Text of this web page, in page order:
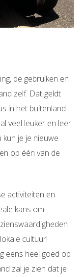
de gebruiken en
zelf. Dat geldt
in het buitenland
veel leuker en leer
je je nieuwe
op één van de
activiteiten en
kans om
cultuur!
eens heel goed op
zal je zien dat je